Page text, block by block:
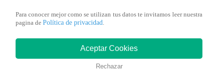
También te puede
interesar
Para conocer mejor como se utilizan tus datos te invitamos leer nuestra
pagina de Política de privacidad.
Aceptar Cookies
Rechazar